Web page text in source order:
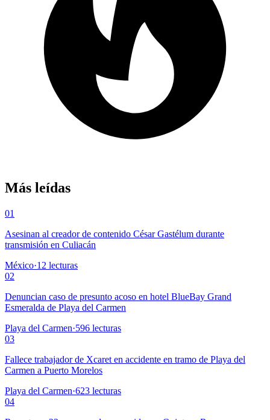
Más leídas
01
Asesinan al creador de contenido César Gastélum durante
transmisión en Culiacán
México·12 lecturas
02
Denuncian caso de presunto acoso en hotel BlueBay Grand
Esmeralda de Playa del Carmen
Playa del Carmen·596 lecturas
03
Fallece trabajador de Xcaret en accidente en tramo de Playa del
Carmen a Puerto Morelos
Playa del Carmen·623 lecturas
04